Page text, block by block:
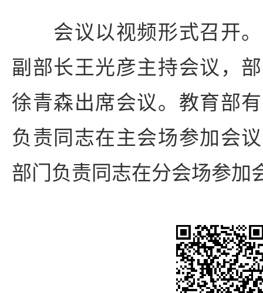
会议以视频形式召开。
副部长王光彦主持会议，
徐青森出席会议。教育部
负责同志在主会场参加会
部门负责同志在分会场参加